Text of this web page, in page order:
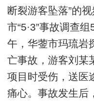
断裂游客坠落”的
市“5·3”事故调查
午，华蓥市玛琉岩
亡事故，游客刘某
项目时受伤，送医
痛心。事故发生后